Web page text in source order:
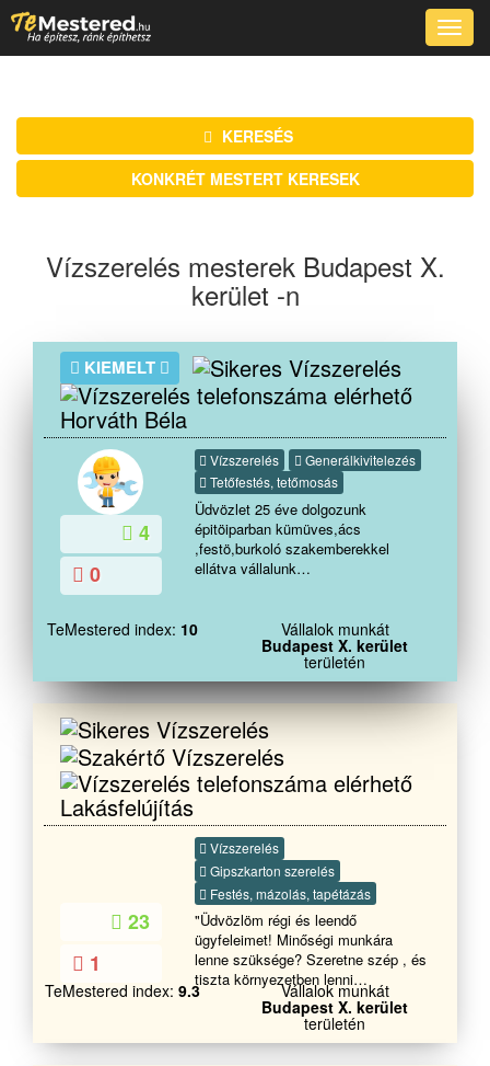
Toggle
KERESÉS
KONKRÉT MESTERT KERESEK
Vízszerelés mesterek Budapest X.
kerület -n
KIEMELT
Horváth Béla
4
0
Vízszerelés
Generálkivitelezés
Tetőfestés, tetőmosás
Üdvözlet 25 éve dolgozunk
épitöiparban kümüves,ács
,festö,burkoló szakemberekkel
ellátva vállalunk
,föld munka ,ásás ,szenyviz hálózat
kiépitést,vakolás,hálozás ragasztó
glettelés,felújítási munkákat legyen
az kicsi akár nagy munka rugalmas
gyors szakszerü megbízható munkát
végzünk.Az elvégzett munkákra
garanciát vállalunk Hivjon
bizalommal akár hétvégén
ünnepnapokon is.Köszönöm, hogy
válasza a munka végzésére.
TeMestered index: 10 Vállalok munkát
Budapest X. kerület
területén
Lakásfelújítás
23
1
Vízszerelés
Gipszkarton szerelés
Festés, mázolás, tapétázás
"Üdvözlöm régi és leendő
ügyfeleimet! Minőségi munkára
lenne szüksége? Szeretne szép , és
tiszta környezetben lenni
mihamarabb? Elege van már abból ,
hogy a vállalkozója hitegeti nem
teljesítik időre amit kért? Akkor ne
TeMestered index: 9.3 Vállalok munkát
Budapest X. kerület
területén